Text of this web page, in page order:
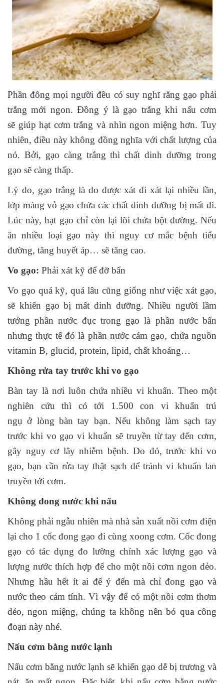
Phần đông mọi người đều có suy nghĩ rằng gạo phải
trắng mới ngon. Đồng ý là gạo trắng khi nấu cơm
sẽ giúp hạt cơm trắng và nhìn ngon miệng hơn. Tuy
nhiên, điều này không đồng nghĩa với chất lượng của
nó. Bởi, gạo càng trắng thì chất dinh dưỡng trong
gạo sẽ càng thấp.
Lý do, gạo trắng là do được xát đi xát lại nhiều lần,
lớp màng vỏ gạo chứa các chất dinh dưỡng bị mất đi.
Lúc này, hạt gạo chỉ còn lại lõi chứa bột đường. Nếu
ăn nhiều loại gạo này thì nguy cơ mắc bệnh tiểu
đường, tăng huyết áp… sẽ tăng cao.
Vo gạo: Phải xát kỹ để đỡ bẩn
Vo gạo quá kỹ, quá lâu cũng giống như việc xát gạo,
sẽ khiến gạo bị mất dinh dưỡng. Nhiều người lầm
tưởng phần nước đục trong gạo là phần nước bẩn
nhưng thực tế đó là phần nước cám gạo, chứa nguồn
vitamin B, glucid, protein, lipid, chất khoáng…
Không rửa tay trước khi vo gạo
Bàn tay là nơi luôn chứa nhiều vi khuẩn. Theo một
nghiên cứu thì có tới 1.500 con vi khuẩn trú
ngụ ở lòng bàn tay bạn. Nếu không làm sạch tay
trước khi vo gạovi khuẩn sẽ truyền từ tay đến cơm,
gây nguy cơ lây nhiễm bệnh. Do đó, trước khi vo
gạo, bạn cần rửa tay thật sạch để tránh vi khuẩn lan
truyền tới cơm.
Không đong nước khi nấu
Không phải ngẫu nhiên mà nhà sản xuất nồi cơm điện
lại cho 1 cốc đong gạo đi cùng xoong cơm. Cốc đong
gạo có tác dụng đo lường chính xác lượng gạo và
lượng nước thích hợp để cho một nồi cơm ngon dẻo.
Nhưng hầu hết ít ai để ý đến mà chỉ đong gạo và
nước theo cảm tính. Vì vậy để có một nồi cơm thơm
dẻo, ngon miệng, chúng ta không nên bỏ qua công
đoạn này nhé.
Nấu cơm bằng nước lạnh
Nấu cơm bằng nước lạnh sẽ khiến gạo dễ bị trương và